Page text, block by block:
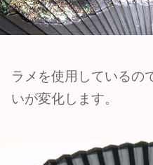
ラメを使用しているの
いが変化します。